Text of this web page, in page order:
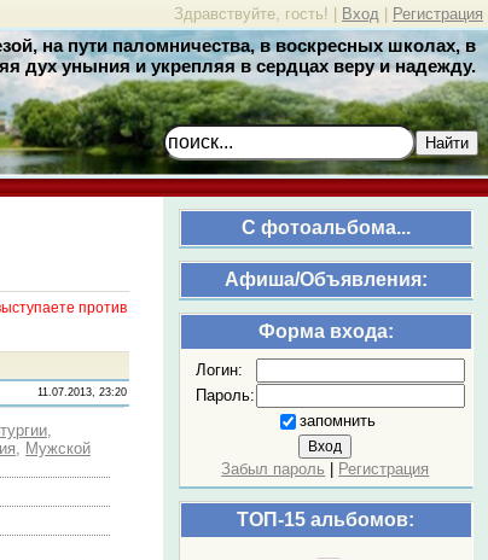
Здравствуйте, гость! | Вход Регистрация
на пути паломничества, в воскресных школах, в
дух уныния и укрепляя в сердцах веру и надежду.
Найти
C фотоальбома...
Афиша/Объявления:
Форма входа:
Логин:
Пароль:
запомнить
Забыл пароль Регистрация
ТОП-15 альбомов:
против
11.07.2013, 23:20
,
, Мужской